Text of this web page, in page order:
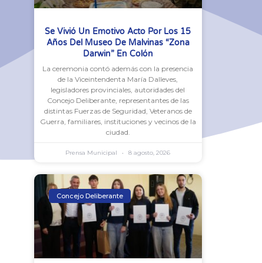
Se Vivió Un Emotivo Acto Por Los 15
Años Del Museo De Malvinas “Zona
Darwin” En Colón
La ceremonia contó además con la presencia
de la Viceintendenta María Dalleves,
legisladores provinciales, autoridades del
Concejo Deliberante, representantes de las
distintas Fuerzas de Seguridad, Veteranos de
Guerra, familiares, instituciones y vecinos de la
ciudad.
Prensa Municipal 8 agosto, 2026
Concejo Deliberante